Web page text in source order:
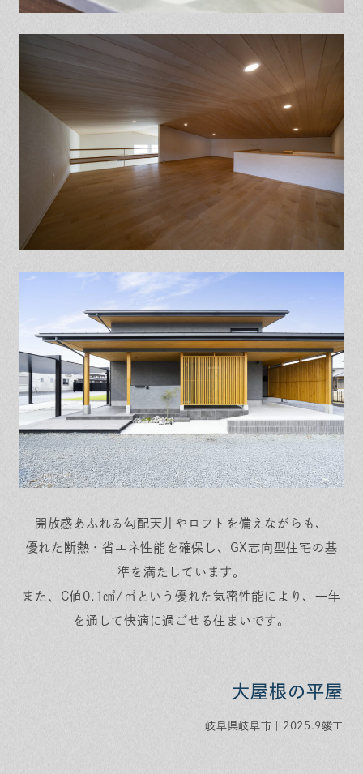
開放感あふれる勾配天井やロフトを備えながらも、
優れた断熱・省エネ性能を確保し、GX志向型住宅の基
準を満たしています。
また、C値0.1㎠/㎡という優れた気密性能により、一年
を通して快適に過ごせる住まいです。
大屋根の平屋
岐阜県岐阜市｜2025.9竣工